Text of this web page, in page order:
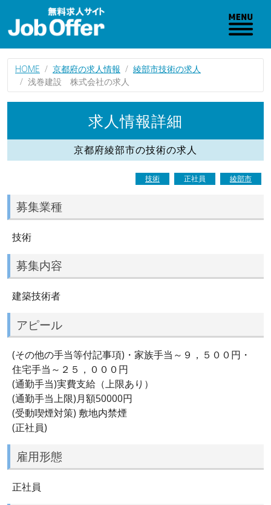
HOME 京都府の求人情報
綾部市技術の求人
浅巻建設 株式会社の求人
求人情報詳細
京都府綾部市の技術の求人
技術 正社員 綾部市
募集業種
技術
募集内容
建築技術者
アピール
(その他の手当等付記事項)・家族手当～９，５００円・
住宅手当～２５，０００円
(通勤手当)実費支給（上限あり）
(通勤手当上限)月額50000円
(受動喫煙対策) 敷地内禁煙
(正社員)
雇用形態
正社員